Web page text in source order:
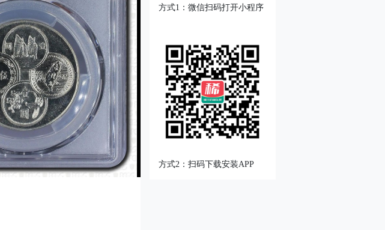
方式1：微信扫码打开小程序
方式2：扫码下载安装APP